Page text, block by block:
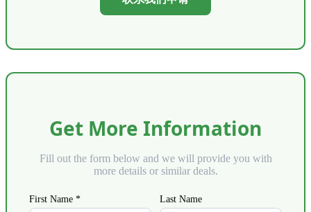
Get More Information
Fill out the form below and we will provide you with
more details or similar deals.
First Name * Last Name